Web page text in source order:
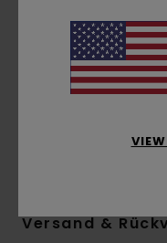
Andere
Das Aussehen
Platzierung des
Versand &